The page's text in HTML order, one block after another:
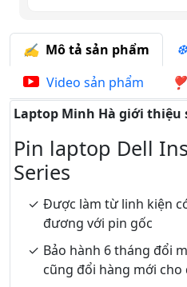
Mô tả sản phẩm
Video sản phẩm
Laptop Minh Hà giới thiệu
Pin laptop Dell
Series
Được làm từ linh kiện
đương với pin gốc
Bảo hành 6 tháng đổi
cũng đổi hàng mới cho